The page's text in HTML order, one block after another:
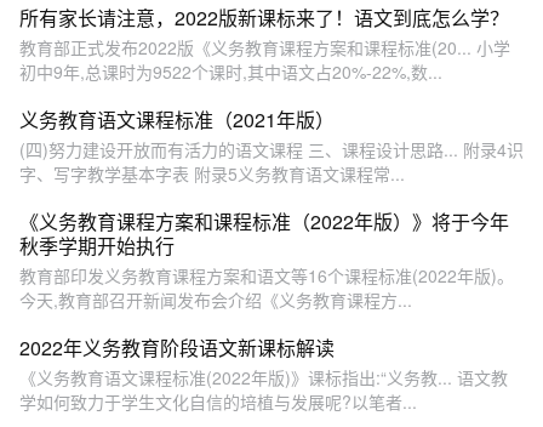
所有家长请注意，2022版新课标来了！语文到底怎么学？
教育部正式发布2022版《义务教育课程方案和课程标准(20... 小学
初中9年,总课时为9522个课时,其中语文占20%-22%,数...
义务教育语文课程标准（2021年版）
(四)努力建设开放而有活力的语文课程 三、课程设计思路... 附录4识
字、写字教学基本字表 附录5义务教育语文课程常...
《义务教育课程方案和课程标准（2022年版）》将于今年
秋季学期开始执行
教育部印发义务教育课程方案和语文等16个课程标准(2022年版)。
今天,教育部召开新闻发布会介绍《义务教育课程方...
2022年义务教育阶段语文新课标解读
《义务教育语文课程标准(2022年版)》课标指出:“义务教... 语文教
学如何致力于学生文化自信的培植与发展呢?以笔者...